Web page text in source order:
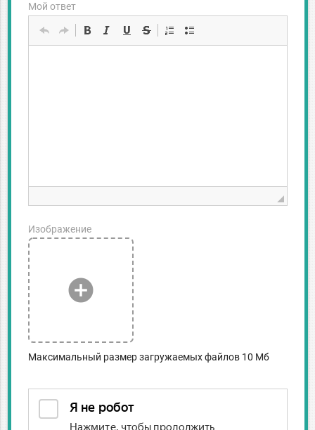
Мой ответ
add_circle
Изображение
Максимальный размер загружаемых файлов 10 Мб